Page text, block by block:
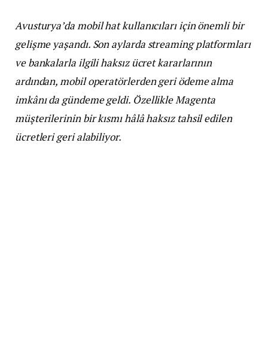
Avusturya’da mobil hat kullanıcıları için önemli bir
gelişme yaşandı. Son aylarda streaming platformları
ve bankalarla ilgili haksız ücret kararlarının
ardından, mobil operatörlerden geri ödeme alma
imkânı da gündeme geldi. Özellikle Magenta
müşterilerinin bir kısmı hâlâ haksız tahsil edilen
ücretleri geri alabiliyor.